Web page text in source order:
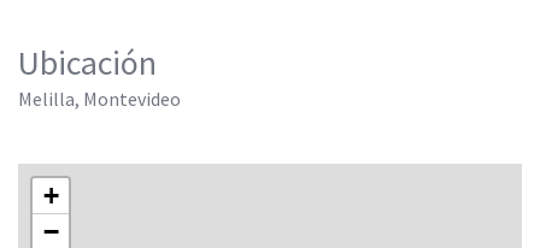
Ubicación
Melilla, Montevideo
+
−